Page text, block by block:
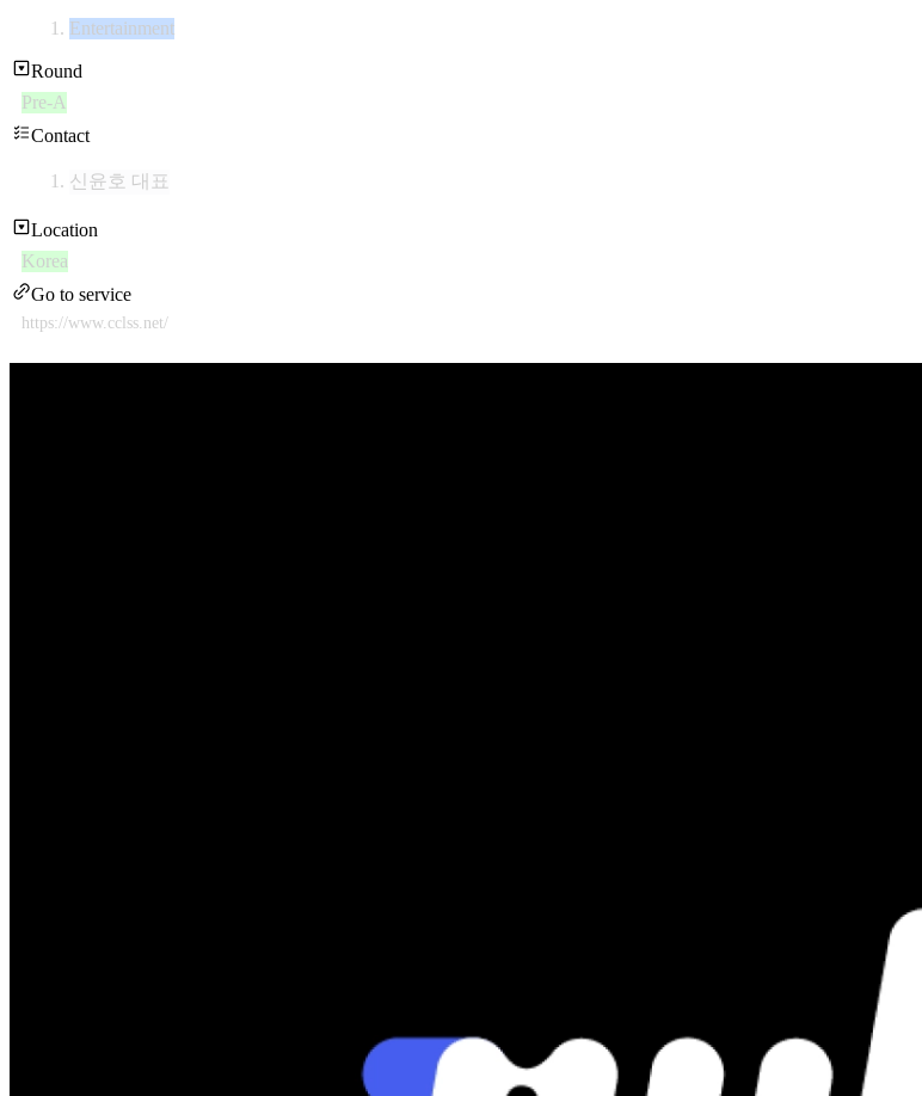
Entertainment
Round
Pre-A
Contact
신윤호 대표
Location
Korea
Go to service
https://www.cclss.net/